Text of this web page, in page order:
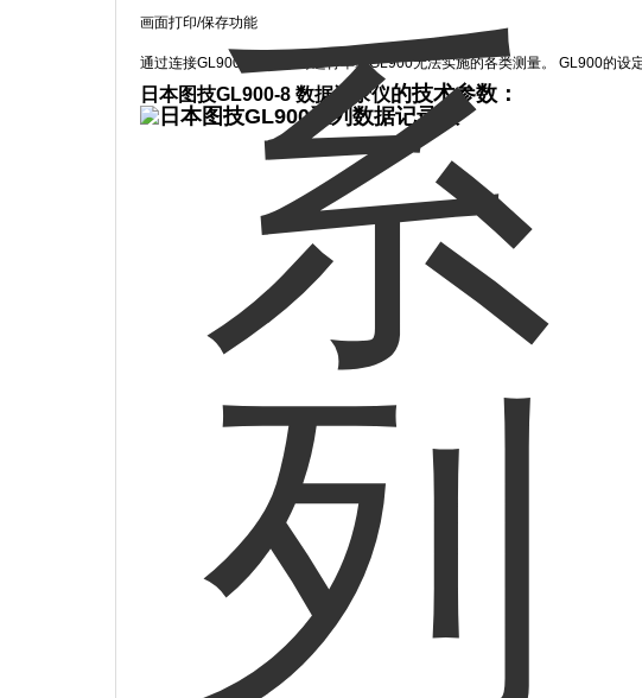
画面打印/保存功能
通过连接GL900与电脑，可进行单靠GL900无法实施的各类测量。 GL900的设
日本图技GL900-8 数据记录仪的技术参数：